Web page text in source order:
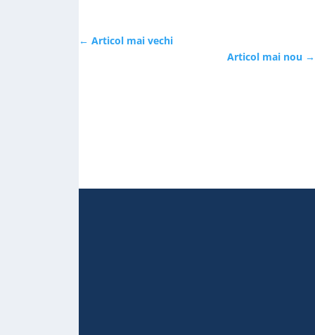
← Articol mai vechi
Articol mai nou →